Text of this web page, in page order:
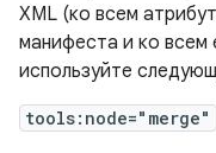
XML (ко всем
манифеста и ко всем
используйте
tools:node="merge"